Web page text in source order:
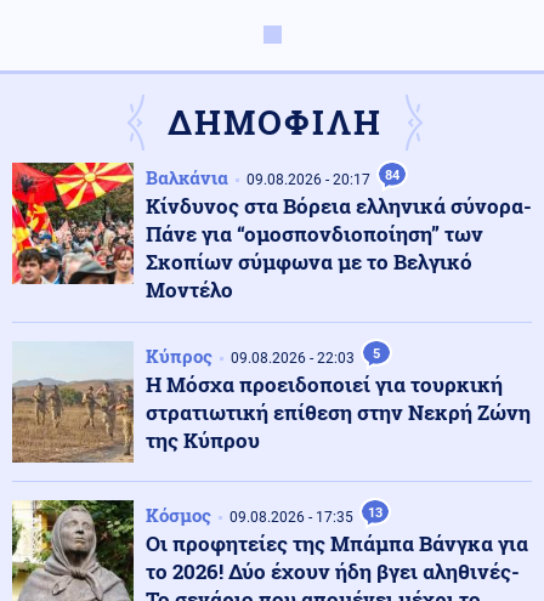
10.08.2026 - 21:50
Το ηφαιστειακό νέφος της Αίτνας διέσχισε τη
Μεσόγειο και έφτασε μέχρι τη Λιβύη
Κόσμος 10.08.2026 - 21:47
Ομάν: Tεράστια πετρελαιοκηλίδα 400 τετραγωνικών
χλμ από διαρροή σε δεξαμενόπλοιο του ρωσικού
«σκιώδους στόλου»
(βίντεο)
Κόσμος 10.08.2026 - 21:30
Tupac: Ξεκινά η δίκη για τη δολοφονία του, 30 χρόνια
μετά τον θάνατό του
Κόσμος 10.08.2026 - 21:23
Η βροχερή Βρετανία αντιμετωπίζει πλέον κατάσταση
ΔΗΜΟΦΙΛΗ
Βαλκάνια 09.08.2026 - 20:17 84
Κίνδυνος στα Βόρεια ελληνικά σύνορα-
Πάνε για “ομοσπονδιοποίηση” των
Σκοπίων σύμφωνα με το Βελγικό
Μοντέλο
Κύπρος 09.08.2026 - 22:03 5
Η Μόσχα προειδοποιεί για τουρκική
στρατιωτική επίθεση στην Νεκρή Ζώνη
της Κύπρου
Κόσμος 09.08.2026 - 17:35 13
Οι προφητείες της Μπάμπα Βάνγκα για
το 2026! Δύο έχουν ήδη βγει αληθινές-